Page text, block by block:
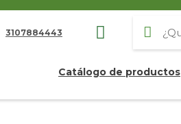
3107884443
Catálogo de productos